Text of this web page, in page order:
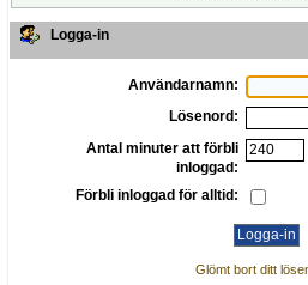
Logga-in
Användarnamn:
Lösenord:
Antal minuter att förbli
inloggad:
Förbli inloggad för alltid:
Glömt bort ditt